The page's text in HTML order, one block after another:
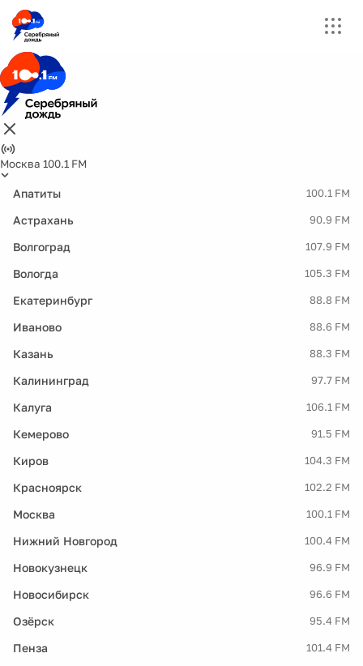
Москва 100.1 FM
Апатиты 100.1 FM
Астрахань 90.9 FM
Волгоград 107.9 FM
Вологда 105.3 FM
Екатеринбург 88.8 FM
Иваново 88.6 FM
Казань 88.3 FM
Калининград 97.7 FM
Калуга 106.1 FM
Кемерово 91.5 FM
Киров 104.3 FM
Красноярск 102.2 FM
Москва 100.1 FM
Нижний Новгород 100.4 FM
Новокузнецк 96.9 FM
Новосибирск 96.6 FM
Озёрск 95.4 FM
Пенза 101.4 FM